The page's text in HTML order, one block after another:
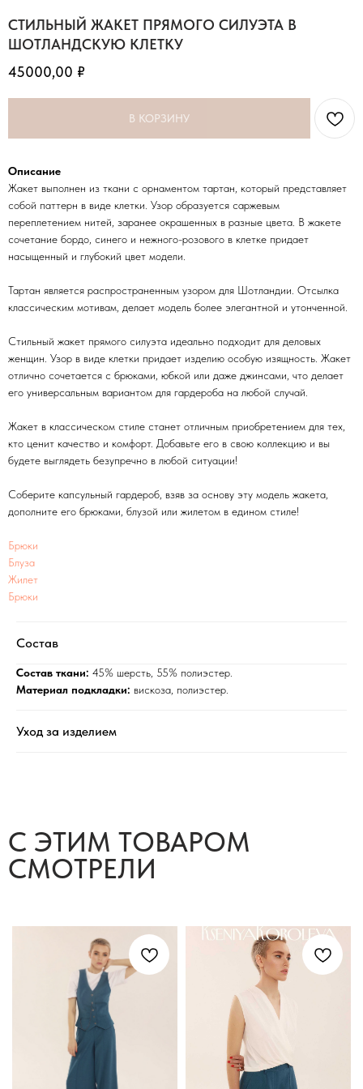
СТИЛЬНЫЙ ЖАКЕТ ПРЯМОГО СИЛУЭТА В
ШОТЛАНДСКУЮ КЛЕТКУ
45000,00 ₽
В КОРЗИНУ
Описание
Жакет выполнен из ткани с орнаментом тартан, который представляет
собой паттерн в виде клетки. Узор образуется саржевым
переплетением нитей, заранее окрашенных в разные цвета. В жакете
сочетание бордо, синего и нежного-розового в клетке придает
насыщенный и глубокий цвет модели.
Тартан является распространенным узором для Шотландии. Отсылка
классическим мотивам, делает модель более элегантной и утонченной.
Стильный жакет прямого силуэта идеально подходит для деловых
женщин. Узор в виде клетки придает изделию особую изящность. Жакет
отлично сочетается с брюками, юбкой или даже джинсами, что делает
его универсальным вариантом для гардероба на любой случай.
Жакет в классическом стиле станет отличным приобретением для тех,
кто ценит качество и комфорт. Добавьте его в свою коллекцию и вы
будете выглядеть безупречно в любой ситуации!
Соберите капсульный гардероб, взяв за основу эту модель жакета,
дополните его брюками, блузой или жилетом в едином стиле!
Брюки
Блуза
Жилет
Брюки
Состав
Состав ткани: 45% шерсть, 55% полиэстер.
Материал подкладки: вискоза, полиэстер.
Уход за изделием
С ЭТИМ ТОВАРОМ
СМОТРЕЛИ